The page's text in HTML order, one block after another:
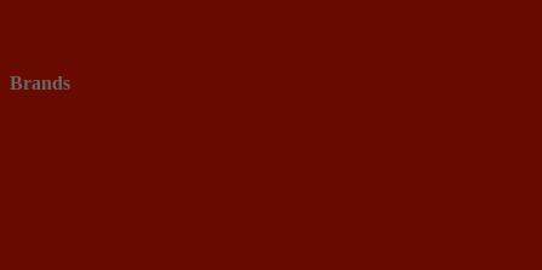
Brands